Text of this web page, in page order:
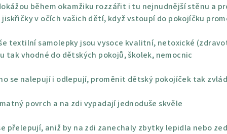
během okamžiku rozzářit i tu nejnudnější stěnu a
v očích vašich dětí, když vstoupí do pokojíčku
textilní samolepky jsou vysoce kvalitní, netoxické
tak vhodné do dětských pokojů, školek, nemocnic
se nalepují i odlepují, proměnit dětský pokojíček tak
povrch a na zdi vypadají jednoduše skvěle
přelepují, aniž by na zdi zanechaly zbytky lepidla nebo